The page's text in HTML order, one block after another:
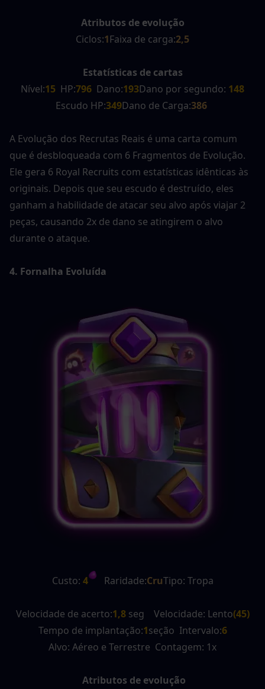
Atributos de evolução
Ciclos:1Faixa de carga:2,5
Estatísticas de cartas
Nível:15 HP:796 Dano:193Dano por segundo: 148
Escudo HP:349Dano de Carga:386
A Evolução dos Recrutas Reais é uma carta comum
que é desbloqueada com 6 Fragmentos de Evolução.
Ele gera 6 Royal Recruits com estatísticas idênticas às
originais. Depois que seu escudo é destruído, eles
ganham a habilidade de atacar seu alvo após viajar 2
peças, causando 2x de dano se atingirem o alvo
durante o ataque.
4. Fornalha Evoluída
Custo: 4 Raridade:CruTipo: Tropa
Velocidade de acerto:1,8 seg    Velocidade: Lento(45)
Tempo de implantação:1seção  Intervalo:6
Alvo: Aéreo e Terrestre  Contagem: 1x
Atributos de evolução